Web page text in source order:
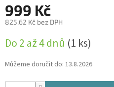
999 Kč
825,62 Kč bez DPH
cena:
Do 2 až 4 dnů (1 ks)
Můžeme doručit do: 13.8.2026